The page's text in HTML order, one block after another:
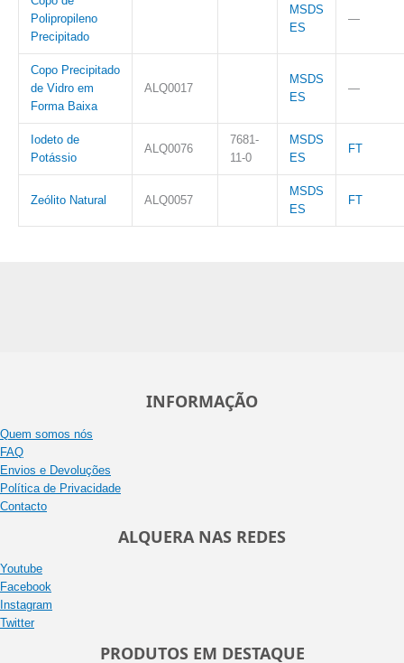
Polipropileno
Precipitado
MSDS
ES
—
Copo Precipitado
de Vidro em
Forma Baixa
ALQ0017
MSDS
ES
—
Iodeto de
Potássio
ALQ0076
7681-
11-0
MSDS
ES
FT
Zeólito Natural ALQ0057
MSDS
ES
FT
INFORMAÇÃO
Quem somos nós
FAQ
Envios e Devoluções
Política de Privacidade
Contacto
ALQUERA NAS REDES
Youtube
Facebook
Instagram
Twitter
PRODUTOS EM DESTAQUE